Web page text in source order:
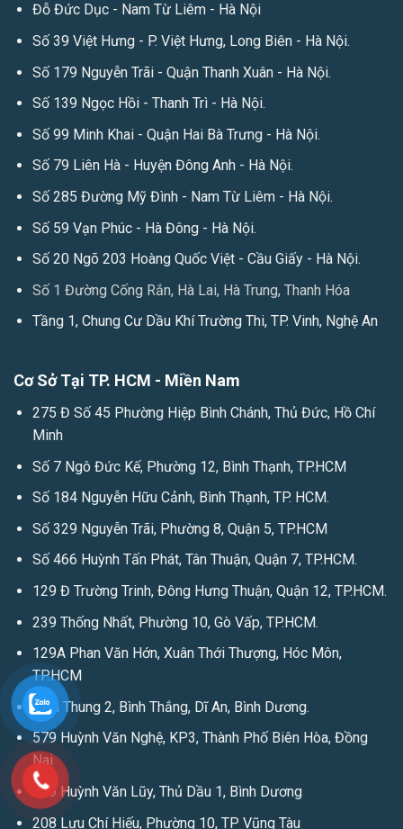
Đỗ Đức Dục - Nam Từ Liêm - Hà Nội
Số 39 Việt Hưng - P. Việt Hưng, Long Biên - Hà Nội.
Số 179 Nguyễn Trãi - Quận Thanh Xuân - Hà Nội.
Số 139 Ngọc Hồi - Thanh Trì - Hà Nội.
Số 99 Minh Khai - Quận Hai Bà Trưng - Hà Nội.
Số 79 Liên Hà - Huyện Đông Anh - Hà Nội.
Số 285 Đường Mỹ Đình - Nam Từ Liêm - Hà Nội.
Số 59 Vạn Phúc - Hà Đông - Hà Nội.
Số 20 Ngõ 203 Hoàng Quốc Việt - Cầu Giấy - Hà Nội.
Số 1 Đường Cống Rắn, Hà Lai, Hà Trung, Thanh Hóa
Tầng 1, Chung Cư Dầu Khí Trường Thi, TP. Vinh, Nghệ An
Cơ Sở Tại TP. HCM - Miền Nam
275 Đ Số 45 Phường Hiệp Bình Chánh, Thủ Đức, Hồ Chí
Minh
Số 7 Ngô Đức Kế, Phường 12, Bình Thạnh, TP.HCM
Số 184 Nguyễn Hữu Cảnh, Bình Thạnh, TP. HCM.
Số 329 Nguyễn Trãi, Phường 8, Quận 5, TP.HCM
Số 466 Huỳnh Tấn Phát, Tân Thuận, Quận 7, TP.HCM.
129 Đ Trường Trinh, Đông Hưng Thuận, Quận 12, TP.HCM.
239 Thống Nhất, Phường 10, Gò Vấp, TP.HCM.
129A Phan Văn Hớn, Xuân Thới Thượng, Hóc Môn,
TP.HCM
Bình Thung 2, Bình Thắng, Dĩ An, Bình Dương.
579 Huỳnh Văn Nghệ, KP3, Thành Phố Biên Hòa, Đồng
Nai
239 Huỳnh Văn Lũy, Thủ Dầu 1, Bình Dương
208 Lưu Chí Hiếu, Phường 10, TP Vũng Tàu